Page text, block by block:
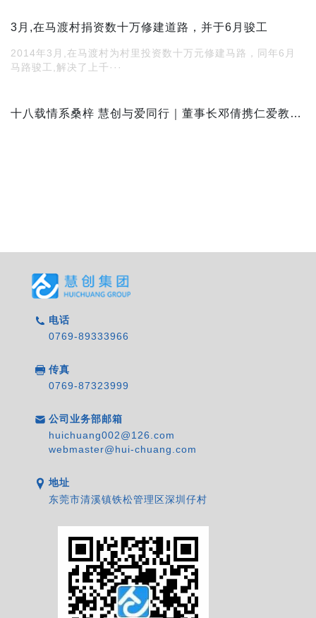
3月,在马渡村捐资数十万修建道路，并于6月骏工
2014年3月,在马渡村为村里投资数十万元修建马路，同年6月
马路骏工,解决了上千···
十八载情系桑梓 慧创与爱同行｜董事长邓倩携仁爱教育基金，让公益之花绽满校园
电话
0769-89333966
传真
0769-87323999
公司业务部邮箱
huichuang002@126.com
webmaster@hui-chuang.com
地址
东莞市清溪镇铁松管理区深圳仔村